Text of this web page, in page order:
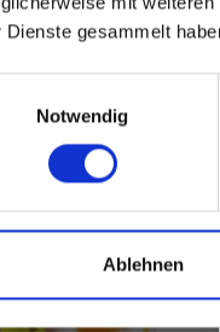
Dienste gesammelt
Notwendig
Ablehnen